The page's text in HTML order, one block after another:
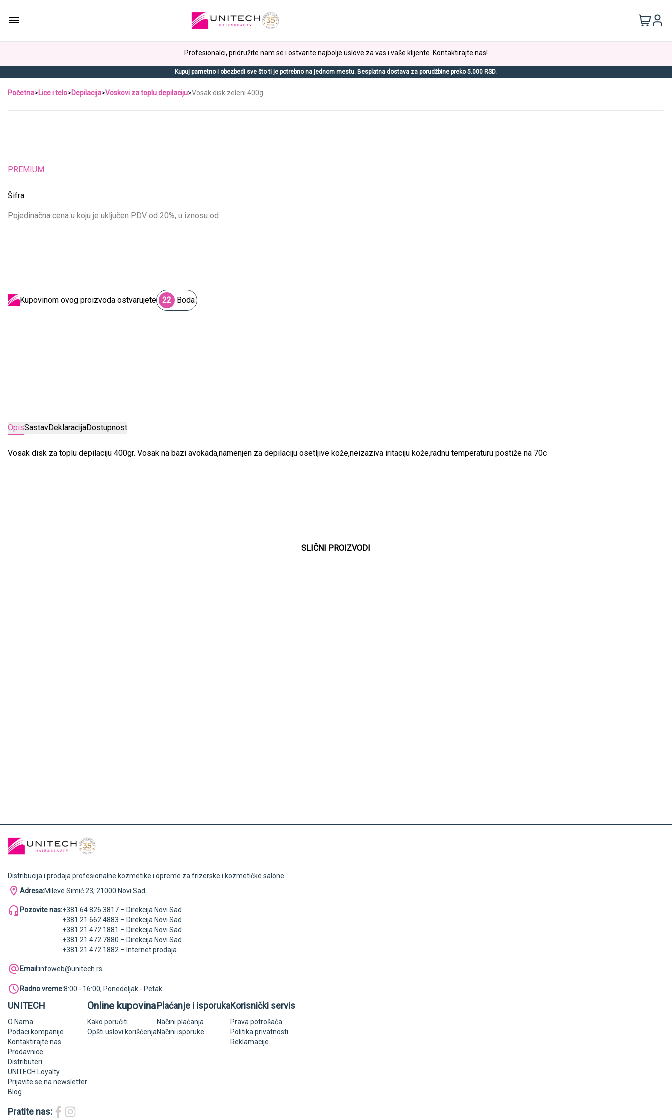
Profesionalci, pridružite nam se i ostvarite najbolje uslove za vas i vaše klijente. Kontaktirajte nas!
Kupuj pametno i obezbedi sve što ti je potrebno na jednom mestu. Besplatna dostava za porudžbine preko 5.000 RSD.
Početna>Lice i telo>Depilacija>Voskovi za toplu depilaciju>Vosak disk zeleni 400g
PREMIUM
Šifra:
Pojedinačna cena u koju je uključen PDV od 20%, u iznosu od
Kupovinom ovog proizvoda ostvarujete 22 Boda
OpisSastavDeklaracijaDostupnost
Vosak disk za toplu depilaciju 400gr. Vosak na bazi avokada,namenjen za depilaciju osetljive kože,neizaziva iritaciju kože,radnu temperaturu postiže na 70c
SLIČNI PROIZVODI
Distribucija i prodaja profesionalne kozmetike i opreme za frizerske i kozmetičke salone.
Adresa:Mileve Simić 23, 21000 Novi Sad
Pozovite nas:+381 64 826 3817 – Direkcija Novi Sad
+381 21 662 4883 – Direkcija Novi Sad
+381 21 472 1881 – Direkcija Novi Sad
+381 21 472 7880 – Direkcija Novi Sad
+381 21 472 1882 – Internet prodaja
Email:infoweb@unitech.rs
Radno vreme:8:00 - 16:00, Ponedeljak - Petak
UNITECH
O Nama
Podaci kompanije
Kontaktirajte nas
Prodavnice
Distributeri
UNITECH Loyalty
Prijavite se na newsletter
Blog
Online kupovina
Kako poručiti
Opšti uslovi korišćenja
Plaćanje i isporuka
Načini plaćanja
Načini isporuke
Korisnički servis
Prava potrošača
Politika privatnosti
Reklamacije
Pratite nas: